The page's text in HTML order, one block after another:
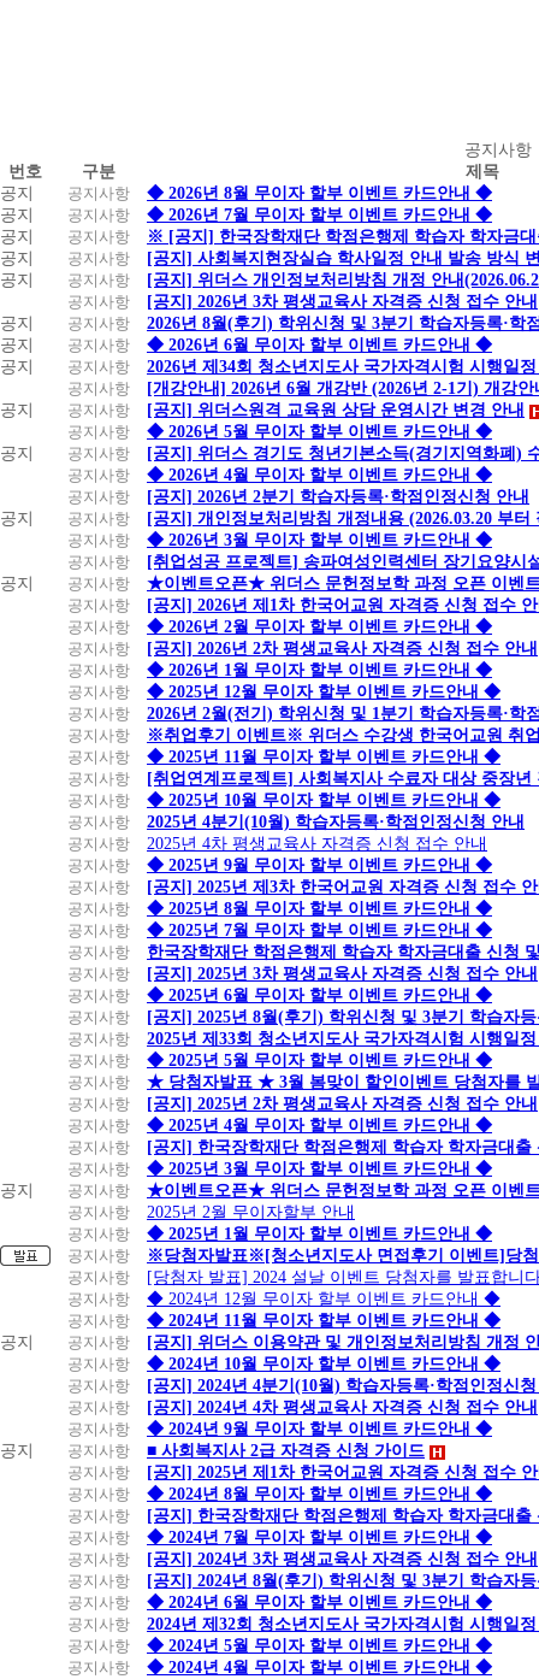
지
사
항
공지사항
번호
구분
제목
공지
공지사항
◆ 2026년 8월 무이자 할부 이벤트 카드안내 ◆
공지
공지사항
◆ 2026년 7월 무이자 할부 이벤트 카드안내 ◆
공지
공지사항
※ [공지] 한국장학재단 학점은행제 학습자 학자금
공지
공지사항
[공지] 사회복지현장실습 학사일정 안내 발송 방식
공지
공지사항
[공지] 위더스 개인정보처리방침 개정 안내
공지사항
[공지] 2026년 3차 평생교육사 자격증 신청 접수 안내
공지
공지사항
2026년 8월(후기) 학위신청 및 3분기 학습자등록·학
공지
공지사항
◆ 2026년 6월 무이자 할부 이벤트 카드안내 ◆
공지
공지사항
2026년 제34회 청소년지도사 국가자격시험 시행일
공지사항
[개강안내] 2026년 6월 개강반 (2026년 2-1기) 개강안
공지
공지사항
[공지] 위더스원격 교육원 상담 운영시간 변경 안내
공지사항
◆ 2026년 5월 무이자 할부 이벤트 카드안내 ◆
공지
공지사항
[공지] 위더스 경기도 청년기본소득(경기지역화폐)
공지사항
◆ 2026년 4월 무이자 할부 이벤트 카드안내 ◆
공지사항
[공지] 2026년 2분기 학습자등록·학점인정신청 안내
공지
공지사항
[공지] 개인정보처리방침 개정내용 (2026.03.20 부터
공지사항
◆ 2026년 3월 무이자 할부 이벤트 카드안내 ◆
공지사항
[취업성공 프로젝트] 송파여성인력센터 장기요양시
공지
공지사항
★이벤트오픈★ 위더스 문헌정보학 과정 오픈 이벤
공지사항
[공지] 2026년 제1차 한국어교원 자격증 신청 접수
공지사항
◆ 2026년 2월 무이자 할부 이벤트 카드안내 ◆
공지사항
[공지] 2026년 2차 평생교육사 자격증 신청 접수 안내
공지사항
◆ 2026년 1월 무이자 할부 이벤트 카드안내 ◆
공지사항
◆ 2025년 12월 무이자 할부 이벤트 카드안내 ◆
공지사항
2026년 2월(전기) 학위신청 및 1분기 학습자등록·학
공지사항
※취업후기 이벤트※ 위더스 수강생 한국어교원 취
공지사항
◆ 2025년 11월 무이자 할부 이벤트 카드안내 ◆
공지사항
[취업연계프로젝트] 사회복지사 수료자 대상 중장
공지사항
◆ 2025년 10월 무이자 할부 이벤트 카드안내 ◆
공지사항
2025년 4분기(10월) 학습자등록·학점인정신청 안내
공지사항
2025년 4차 평생교육사 자격증 신청 접수 안내
공지사항
◆ 2025년 9월 무이자 할부 이벤트 카드안내 ◆
공지사항
[공지] 2025년 제3차 한국어교원 자격증 신청 접수
공지사항
◆ 2025년 8월 무이자 할부 이벤트 카드안내 ◆
공지사항
◆ 2025년 7월 무이자 할부 이벤트 카드안내 ◆
공지사항
한국장학재단 학점은행제 학습자 학자금대출 신청
공지사항
[공지] 2025년 3차 평생교육사 자격증 신청 접수 안내
공지사항
◆ 2025년 6월 무이자 할부 이벤트 카드안내 ◆
공지사항
[공지] 2025년 8월(후기) 학위신청 및 3분기 학습자
공지사항
2025년 제33회 청소년지도사 국가자격시험 시행일
공지사항
◆ 2025년 5월 무이자 할부 이벤트 카드안내 ◆
공지사항
★ 당첨자발표 ★ 3월 봄맞이 할인이벤트 당첨자를
공지사항
[공지] 2025년 2차 평생교육사 자격증 신청 접수 안내
공지사항
◆ 2025년 4월 무이자 할부 이벤트 카드안내 ◆
공지사항
[공지] 한국장학재단 학점은행제 학습자 학자금대출
공지사항
◆ 2025년 3월 무이자 할부 이벤트 카드안내 ◆
공지
공지사항
★이벤트오픈★ 위더스 문헌정보학 과정 오픈 이벤
공지사항
2025년 2월 무이자할부 안내
공지사항
◆ 2025년 1월 무이자 할부 이벤트 카드안내 ◆
공지사항
※당첨자발표※[청소년지도사 면접후기 이벤트]당
공지사항
[당첨자 발표] 2024 설날 이벤트 당첨자를 발표합니
공지사항
◆ 2024년 12월 무이자 할부 이벤트 카드안내 ◆
공지사항
◆ 2024년 11월 무이자 할부 이벤트 카드안내 ◆
공지
공지사항
[공지] 위더스 이용약관 및 개인정보처리방침 개정
공지사항
◆ 2024년 10월 무이자 할부 이벤트 카드안내 ◆
공지사항
[공지] 2024년 4분기(10월) 학습자등록·학점인정신
공지사항
[공지] 2024년 4차 평생교육사 자격증 신청 접수 안내
공지사항
◆ 2024년 9월 무이자 할부 이벤트 카드안내 ◆
공지
공지사항
■ 사회복지사 2급 자격증 신청 가이드
공지사항
[공지] 2025년 제1차 한국어교원 자격증 신청 접수
공지사항
◆ 2024년 8월 무이자 할부 이벤트 카드안내 ◆
공지사항
[공지] 한국장학재단 학점은행제 학습자 학자금대출
공지사항
◆ 2024년 7월 무이자 할부 이벤트 카드안내 ◆
공지사항
[공지] 2024년 3차 평생교육사 자격증 신청 접수 안내
공지사항
[공지] 2024년 8월(후기) 학위신청 및 3분기 학습자
공지사항
◆ 2024년 6월 무이자 할부 이벤트 카드안내 ◆
공지사항
2024년 제32회 청소년지도사 국가자격시험 시행일
공지사항
◆ 2024년 5월 무이자 할부 이벤트 카드안내 ◆
공지사항
◆ 2024년 4월 무이자 할부 이벤트 카드안내 ◆